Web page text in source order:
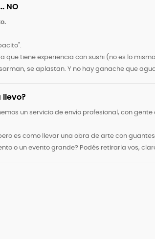
NO
que tiene experiencia con sushi (no es lo
se aplastan. Y no hay ganache que
llevo?
un servicio de envío profesional, con
es como llevar una obra de arte con
o un evento grande? Podés retirarla vos,